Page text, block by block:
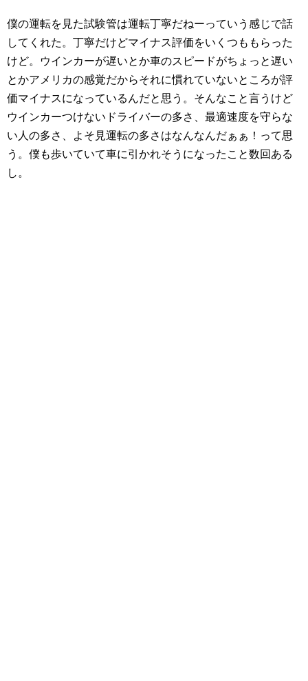
僕の運転を見た試験管は運転丁寧だねーっていう感じで話
してくれた。丁寧だけどマイナス評価をいくつももらった
けど。ウインカーが遅いとか車のスピードがちょっと遅い
とかアメリカの感覚だからそれに慣れていないところが評
価マイナスになっているんだと思う。そんなこと言うけど
ウインカーつけないドライバーの多さ、最適速度を守らな
い人の多さ、よそ見運転の多さはなんなんだぁぁ！って思
う。僕も歩いていて車に引かれそうになったこと数回ある
し。